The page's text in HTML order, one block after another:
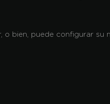
bien, puede configurar su